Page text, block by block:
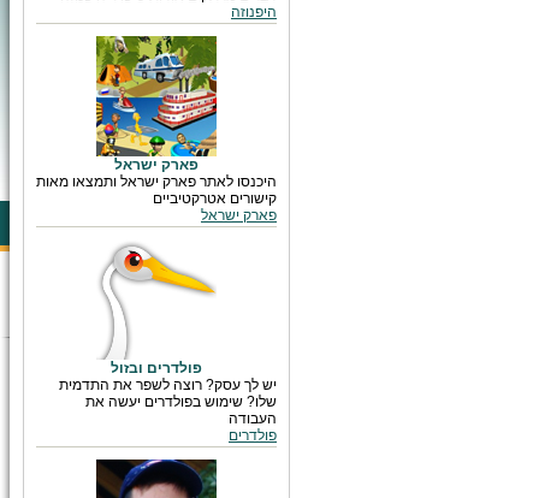
היפנוזה
פארק ישראל
היכנסו לאתר פארק ישראל ותמצאו מאות
קישורים אטרקטיביים
פארק ישראל
פולדרים ובזול
יש לך עסק? רוצה לשפר את התדמית
שלו? שימוש בפולדרים יעשה את
העבודה
פולדרים